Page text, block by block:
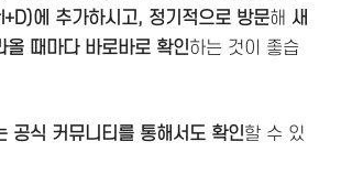
에 추가하시고, 정기적으로 방문해 새
올 때마다 바로바로 확인하는 것이 좋습
공식 커뮤니티를 통해서도 확인할 수 있